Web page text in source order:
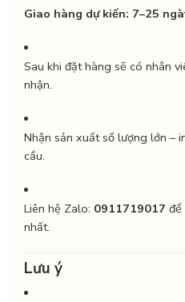
Giao hàng dự kiến: 7–25
Sau khi đặt hàng sẽ có nhân
nhận.
Nhận sản xuất số lượng lớn –
cầu.
Liên hệ Zalo: 0911719017 để
nhất.
Lưu ý